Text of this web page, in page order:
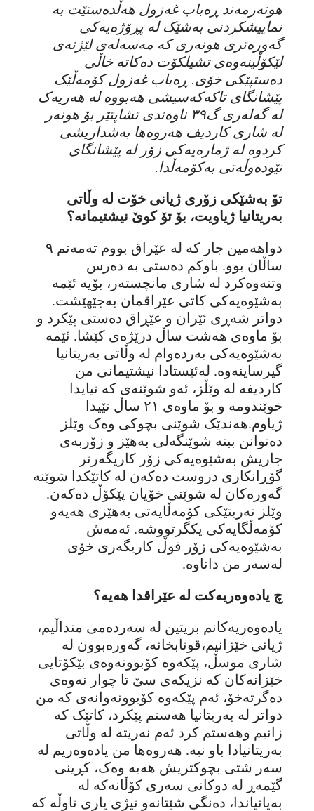
هونەرمەند ڕەباب غەزول هەڵدەستێت بە
نماییشکردنی بەشێک لە پڕۆژەیەکی
گەورەتری هونەری کە مەسەلەی لێژنەی
لێکۆڵینەوەی تشیلکۆت دەکاتە خاڵی
دەستپێکی خۆی. ڕەباب غەزول کۆمەڵێک
پێشانگای تاکەکەسیشی هەبووە لە هەریەک
لە گەلەری گ٣٩ ناوەندی تشاپتێر بۆ هونەر
لە شاری کاردیف هەروەها بەشداریشی
کردوە لە ژمارەیەکی زۆر لە پێشانگای
نێودەوڵەتی بەکۆمەڵدا.
تۆ بەشێکی زۆری ژیانی خۆت لە وڵاتی
بەریتانیا ژیاویت، بۆ تۆ کوێ نیشتیمانە؟
دواهەمین جار کە لە عێراق بووم تەمەنم ٩
ساڵان بوو. باوکم دەستی بە دەرس
وتنەوەکرد لە شاری مانچستەر، بۆیە ئێمە
بەشێوەیەکی کاتی عێراقمان بەجێهێشت.
دواتر شەڕی ئێران و عێڕاق دەستی پێکرد و
بۆ ماوەی هەشت ساڵ درێژەی کێشا. ئێمە
بەشێوەیەکی بەردەوام لە وڵاتی بەریتانیا
گیرساینەوە. لەئێستادا نیشتیمانی من
کاردیفە لە وێڵز، ئەو شوێنەی کە تیایدا
خوێندومە و بۆ ماوەی ٢١ ساڵ تێیدا
ژیاوم.هەندێک شوێنی بچوکی وەک وێلز
دەتوانن ببنە شوێنگەلی بەهێز و زۆربەی
جاریش بەشێوەیەکی زۆر کاریگەرتر
گۆڕانکاری دروست دەکەن لە کاتێکدا شوێنە
گەورەکان لە شوێنی خۆیان پێکۆڵ دەکەن.
وێلز نەریتێکی کۆمەڵایەتی بە‌هێزی هەیەو
کۆمەڵگایەکی یکگرتووشە. ئەمەش
بەشێوەیەکی زۆر قوڵ کاریگەری خۆی
لەسەر من داناوە.
چ یادەوەریەکت لە عێراقدا هەیە؟
یادەوەریەکانم بریتین لە سەردەمی منداڵیم،
ژیانی خێزانیم،قوتابخانە، گەورەبوون لە
شاری موسڵ، پێکەوە کۆبوونەوەی بێکۆتایی
خێزانەکان کە نزیکەی سێ تا چوار نەوەی
دەگرتەخۆ، ئەم پێکەوە کۆبوونەوانەی کە من
دواتر لە بەریتانیا هەستم پێکرد، کاتێک کە
زانیم وهەستم کرد ئەم نەریتە لە وڵاتی
بەریتانیادا باو نیە. هەروەها من یادەوەریم لە
سەر شتی بچوکتریش هەیە وەک، کڕینی
گێمەڕ لە دوکانی سەری کۆڵانەکە لە
بەیانیاندا، دەنگی شێتانەو تیژی یاری تاوڵە کە